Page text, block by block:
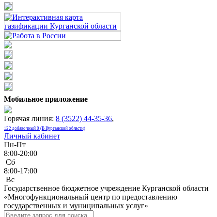
Мобильное приложение
Горячая линия: 8 (3522) 44-35-36,
122 добавочный 0 (В Курганской области)
Личный кабинет
Пн-Пт
8:00-20:00
Сб
8:00-17:00
Bc
Государственное бюджетное учреждение Курганской области
«Многофункциональный центр по предоставлению
государственных и муниципальных услуг»